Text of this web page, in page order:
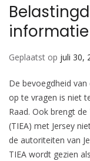
Geplaatst op juli 30,
De bevoegdheid
op te vragen is niet
Raad. Ook brengt
(TIEA) met Jersey
de autoriteiten van
TIEA wordt gezien